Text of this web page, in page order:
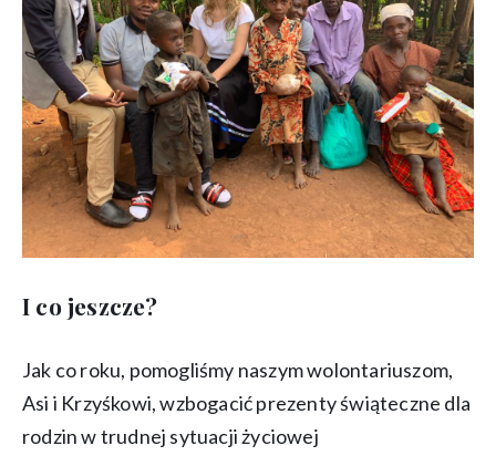
I co jeszcze?
Jak co roku, pomogliśmy naszym wolontariuszom,
Asi i Krzyśkowi, wzbogacić prezenty świąteczne dla
rodzin w trudnej sytuacji życiowej